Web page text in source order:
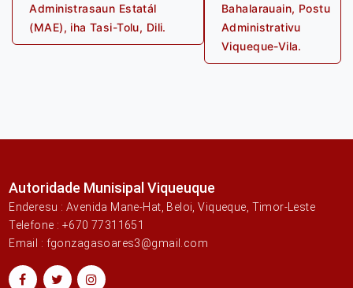
Administrasaun Estatál
(MAE), iha Tasi-Tolu, Dili.
Bahalarauain, Postu
Administrativu
Viqueque-Vila.
Autoridade Munisipal Viqueuque
Enderesu : Avenida Mane-Hat, Beloi, Viqueque, Timor-Leste
Telefone : +670 77311651
Email : fgonzagasoares3@gmail.com